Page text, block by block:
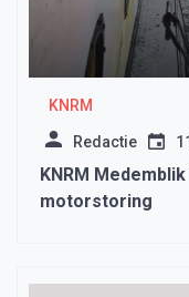
KNRM
Redactie
KNRM
motorstoring